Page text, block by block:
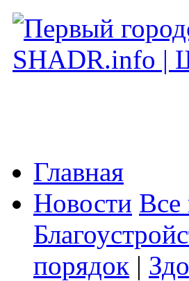
Главная
Новости Все
порядок |